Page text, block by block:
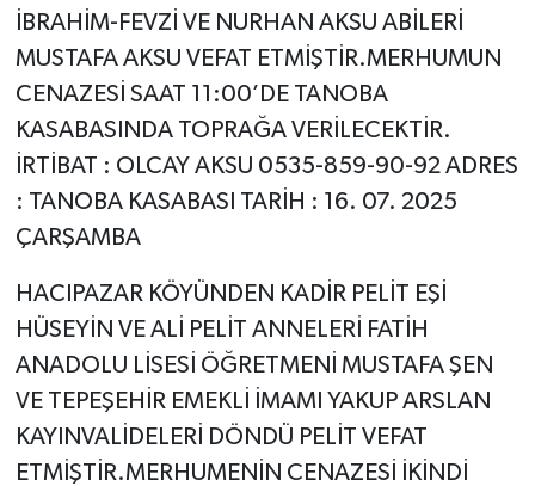
İBRAHİM-FEVZİ VE NURHAN AKSU ABİLERİ
MUSTAFA AKSU VEFAT ETMİŞTİR.MERHUMUN
CENAZESİ SAAT 11:00’DE TANOBA
KASABASINDA TOPRAĞA VERİLECEKTİR.
İRTİBAT : OLCAY AKSU 0535-859-90-92 ADRES
: TANOBA KASABASI TARİH : 16. 07. 2025
ÇARŞAMBA
HACIPAZAR KÖYÜNDEN KADİR PELİT EŞİ
HÜSEYİN VE ALİ PELİT ANNELERİ FATİH
ANADOLU LİSESİ ÖĞRETMENİ MUSTAFA ŞEN
VE TEPEŞEHİR EMEKLİ İMAMI YAKUP ARSLAN
KAYINVALİDELERİ DÖNDÜ PELİT VEFAT
ETMİŞTİR.MERHUMENİN CENAZESİ İKİNDİ